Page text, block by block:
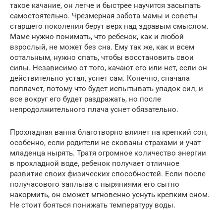
такое качание, он легче и быстрее научится засыпать
самостоятельно. Чрезмерная забота мамы и советы
старшего поколения берут верх над здравым смыслом.
Маме нужно понимать, что ребенок, как и любой
взрослый, не может без сна. Ему так же, как и всем
остальным, нужно спать, чтобы восстановить свои
силы. Независимо от того, качают его или нет, если он
действительно устал, уснет сам. Конечно, сначала
поплачет, потому что будет испытывать упадок сил, и
все вокруг его будет раздражать, но после
непродолжительного плача уснет обязательно.
Прохладная ванна благотворно влияет на крепкий сон,
особенно, если родители не скованы страхами и учат
младенца нырять. Тратя огромное количество энергии
в прохладной воде, ребенок получает отличное
развитие своих физических способностей. Если после
получасового заплыва с ныряниями его сытно
накормить, он сможет мгновенно уснуть крепким сном.
Не стоит бояться понижать температуру воды.